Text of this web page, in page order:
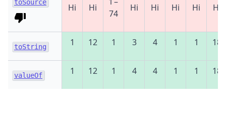
toSource Ні Ні
74
Ні Ні Ні Ні Ні
toString 1 12 1 3 4 1 1 18
valueOf 1 12 1 4 4 1 1 18